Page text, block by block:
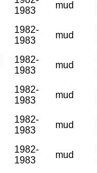
1983
mud
1982-
1983
mud
1982-
1983
mud
1982-
1983
mud
1982-
1983
mud
1982-
1983
mud